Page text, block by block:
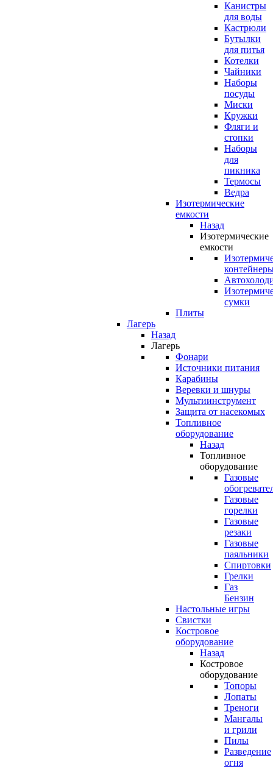
Канистры
для воды
Кастрюли
Бутылки
для питья
Котелки
Чайники
Наборы
посуды
Миски
Кружки
Фляги и
стопки
Наборы
для
пикника
Термосы
Ведра
Изотермические
емкости
Назад
Изотермические
емкости
сумки
Плиты
Лагерь
Назад
Лагерь
Фонари
Источники питания
Карабины
Веревки и шнуры
Мультиинструмент
Защита от насекомых
Топливное
оборудование
Назад
Топливное
оборудование
Газовые
Газовые
горелки
Газовые
резаки
Газовые
паяльники
Спиртовки
Грелки
Газ
Бензин
Настольные игры
Свистки
Костровое
оборудование
Назад
Костровое
оборудование
Топоры
Лопаты
Треноги
Мангалы
и грили
Пилы
Разведение
огня